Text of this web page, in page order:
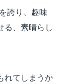
誇り、趣味
る、素晴らし
れてしまうか